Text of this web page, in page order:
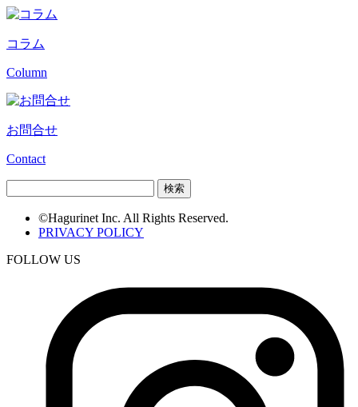
コラム
Column
お問合せ
Contact
©Hagurinet Inc. All Rights Reserved.
PRIVACY POLICY
FOLLOW US